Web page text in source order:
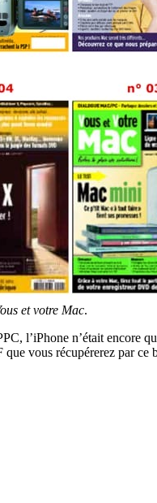
et votre Mac.
l’iPhone n’était
vous récupérerez par